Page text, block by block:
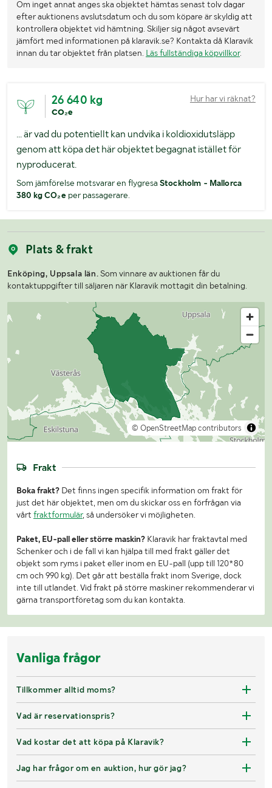
Om inget annat anges ska objektet hämtas senast tolv dagar
efter auktionens avslutsdatum och du som köpare är skyldig att
kontrollera objektet vid hämtning. Skiljer sig något avsevärt
jämfört med informationen på klaravik.se? Kontakta då Klaravik
innan du tar objektet från platsen. Läs fullständiga köpvillkor.
26 640 kg
CO₂e
Hur har vi räknat?
... är vad du potentiellt kan undvika i koldioxidutsläpp
genom att köpa det här objektet begagnat istället för
nyproducerat.
Som jämförelse motsvarar en flygresa Stockholm - Mallorca
380 kg CO₂eper passagerare.
Plats & frakt
Enköping, Uppsala län. Som vinnare av auktionen får du
kontaktuppgifter till säljaren när Klaravik mottagit din betalning.
© OpenStreetMap contributors
Frakt
Boka frakt? Det finns ingen specifik information om frakt för
just det här objektet, men om du skickar oss en förfrågan via
vårt fraktformulär, så undersöker vi möjligheten.
Paket, EU-pall eller större maskin? Klaravik har fraktavtal med
Schenker och i de fall vi kan hjälpa till med frakt gäller det
objekt som ryms i paket eller inom en EU-pall (upp till 120*80
cm och 990 kg). Det går att beställa frakt inom Sverige, dock
inte till utlandet. Vid frakt på större maskiner rekommenderar vi
gärna transportföretag som du kan kontakta.
Vanliga frågor
Tillkommer alltid moms?
Vad är reservationspris?
Vad kostar det att köpa på Klaravik?
Jag har frågor om en auktion, hur gör jag?